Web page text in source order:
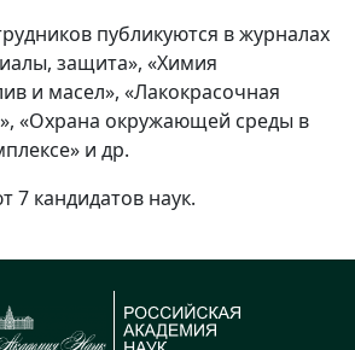
публикуются в журналах
защита», «Химия
и масел», «Лакокрасочная
«Охрана окружающей среды в
и др.
7 кандидатов наук.